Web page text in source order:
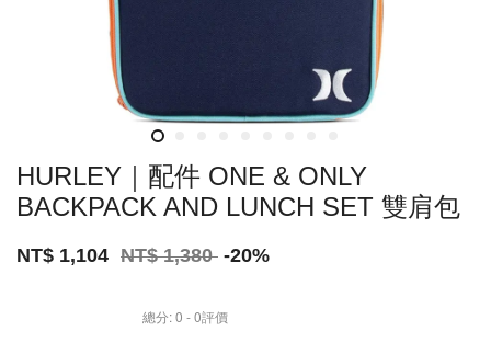
HURLEY｜配件 ONE & ONLY
BACKPACK AND LUNCH SET 雙肩包
NT$ 1,104 NT$ 1,380 -20%
總分:0 -0評價